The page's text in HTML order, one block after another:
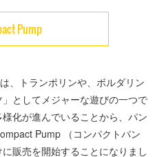
Pump
、トランポリンや、ボルダリン
としてメジャーな遊びの一つで
化が進んでいることから、パン
Pump （コンパクトパン
販売を開始することになりまし